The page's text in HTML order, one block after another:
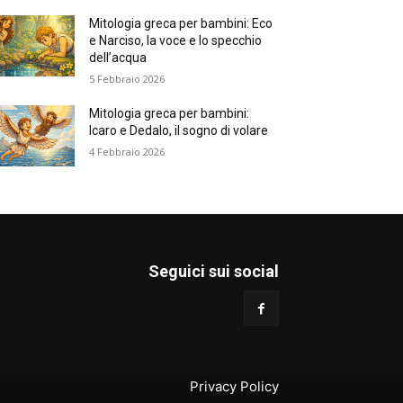
Mitologia greca per bambini: Eco
e Narciso, la voce e lo specchio
dell’acqua
5 Febbraio 2026
Mitologia greca per bambini:
Icaro e Dedalo, il sogno di volare
4 Febbraio 2026
Seguici sui social
Privacy Policy